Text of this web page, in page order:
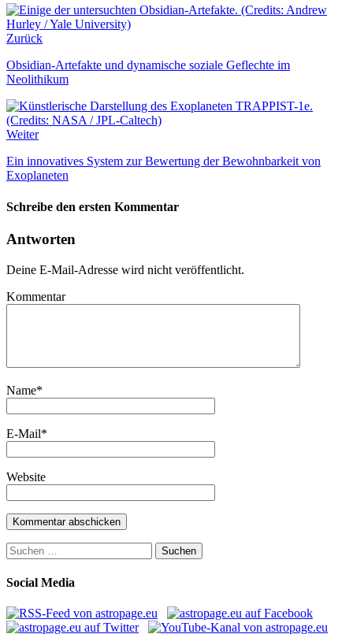
Zurück
Obsidian-Artefakte und dynamische soziale Geflechte im
Neolithikum
Weiter
Ein innovatives System zur Bewertung der Bewohnbarkeit von
Exoplaneten
Schreibe den ersten Kommentar
Antworten
Deine E-Mail-Adresse wird nicht veröffentlicht.
Kommentar
Name*
E-Mail*
Website
Suchen
nach:
Social Media